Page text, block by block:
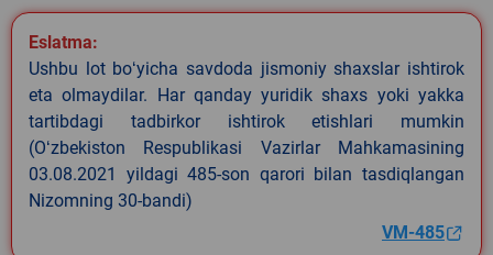
Eslatma:
Ushbu lot boʻyicha savdoda jismoniy shaxslar ishtirok
eta olmaydilar. Har qanday yuridik shaxs yoki yakka
tartibdagi tadbirkor ishtirok etishlari mumkin
(Oʻzbekiston Respublikasi Vazirlar Mahkamasining
03.08.2021 yildagi 485-son qarori bilan tasdiqlangan
Nizomning 30-bandi)
VM-485